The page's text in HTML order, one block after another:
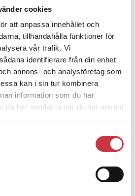
cookies
att anpassa innehållet och
tillhandahålla funktioner för
vår trafik. Vi
identifierare från din enhet
annons- och analysföretag som
kan i sin tur kombinera
information som du har
de har samlat in när du har använt
erkänner fel: ”Kommer
till”